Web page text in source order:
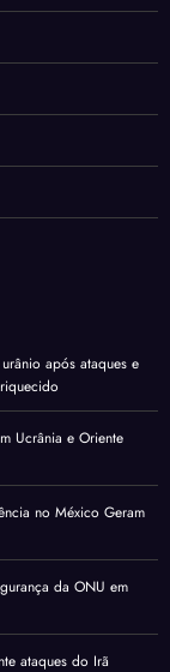
após ataques e
Ucrânia e Oriente
no México Geram
da ONU em
ataques do Irã